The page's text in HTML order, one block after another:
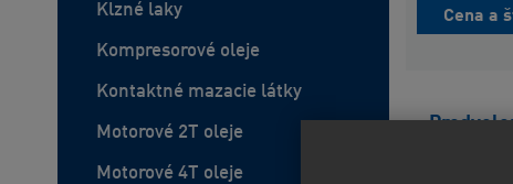
Klzné laky
Kompresorové oleje
Kontaktné mazacie látky
Motorové 2T oleje
Motorové 4T oleje
Cena a